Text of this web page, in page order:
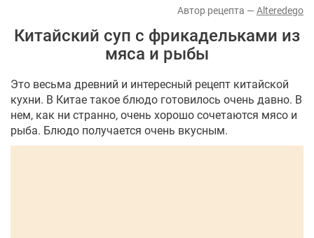
Alteredego
Китайский суп с фрикадельками из
мяса и рыбы
Это весьма древний и интересный рецепт китайской
кухни. В Китае такое блюдо готовилось очень давно. В
нем, как ни странно, очень хорошо сочетаются мясо и
рыба. Блюдо получается очень вкусным.